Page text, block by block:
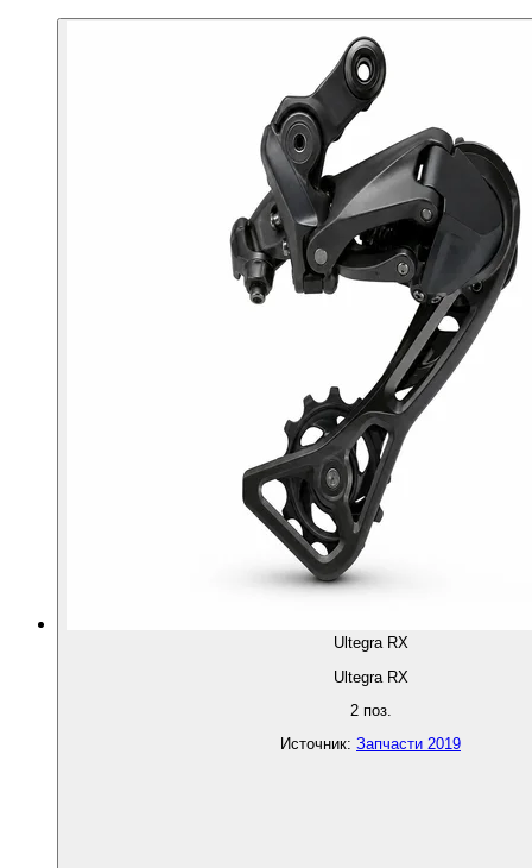
Ultegra RX
Ultegra RX
2поз.
Источник: Запчасти 2019